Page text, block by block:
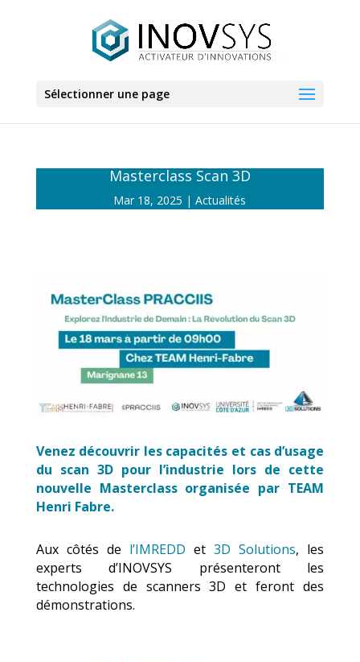
Sélectionner une page
Masterclass Scan 3D
Mar 18, 2025 Actualités
Venez découvrir les capacités et cas d’usage
du scan 3D pour l’industrie lors de cette
nouvelle Masterclass organisée par TEAM
Henri Fabre.
Aux côtés de l’IMREDD et3D Solutions, les
experts d’INOVSYS présenteront les
technologies de scanners 3D et feront des
démonstrations.